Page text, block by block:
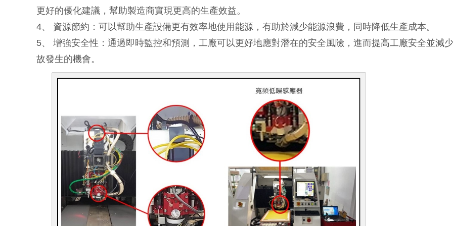
更好的優化建議，幫助製造商實現更高的生產效益。
4、 資源節約：可以幫助生產設備更有效率地使用能源，有助於減少能源浪費，同時降低生產成本。
5、 增強安全性：通過即時監控和預測，工廠可以更好地應對潛在的安全風險，進而提高工廠安全並減
故發生的機會。